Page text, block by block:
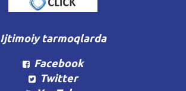
Ijtimoiy tarmoqlarda
Facebook
Twitter